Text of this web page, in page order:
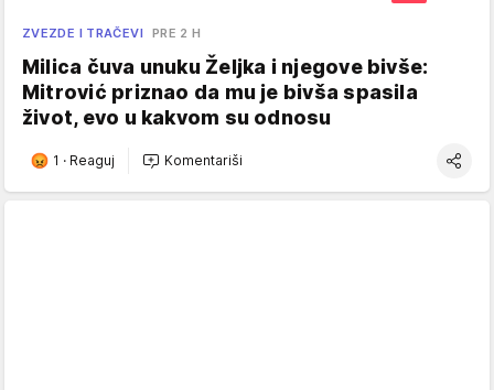
ZVEZDE I TRAČEVI PRE 2 H
Milica čuva unuku Željka i njegove bivše:
Mitrović priznao da mu je bivša spasila
život, evo u kakvom su odnosu
1 · Reaguj Komentariši